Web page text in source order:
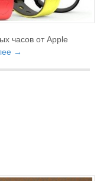
часов от Apple
→